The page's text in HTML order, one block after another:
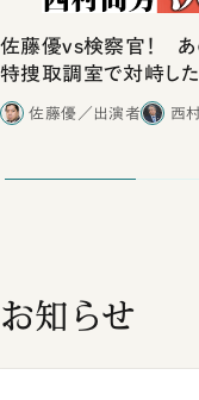
佐藤優vs検察官！ あ
特捜取調室で対峙し
合ったこと
佐藤優／出演者 西
お知らせ